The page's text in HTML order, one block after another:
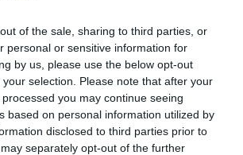
of the sale, sharing to third parties, or
personal or sensitive information for
by us, please use the below opt-out
selection. Please note that after your
you may continue seeing
based on personal information utilized by
disclosed to third parties prior to
separately opt-out of the further